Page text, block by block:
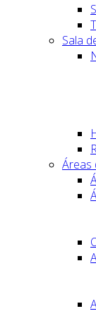
Sala
Áreas